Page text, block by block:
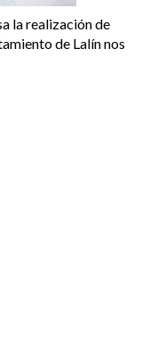
la realización de
de Lalín nos